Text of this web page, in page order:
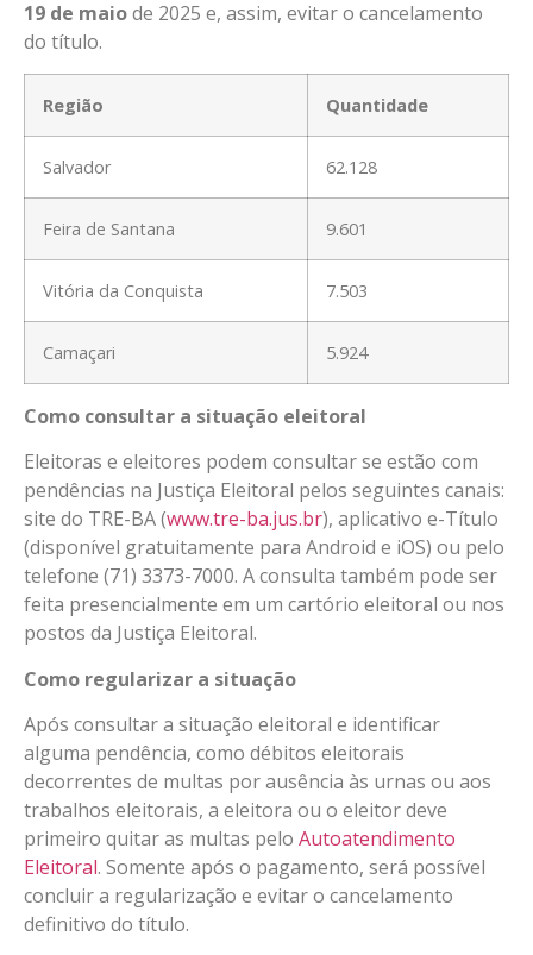
19 de maiode 2025 e, assim, evitar o cancelamento
do título.
Região Quantidade
Salvador 62.128
Feira de Santana 9.601
Vitória da Conquista 7.503
Camaçari 5.924
Como consultar a situação eleitoral
Eleitoras e eleitores podem consultar se estão com
pendências na Justiça Eleitoral pelos seguintes canais:
site do TRE-BA (www.tre-ba.jus.br), aplicativo e-Título
(disponível gratuitamente para Android e iOS) ou pelo
telefone (71) 3373-7000. A consulta também pode ser
feita presencialmente em um cartório eleitoral ou nos
postos da Justiça Eleitoral.
Como regularizar a situação
Após consultar a situação eleitoral e identificar
alguma pendência, como débitos eleitorais
decorrentes de multas por ausência às urnas ou aos
trabalhos eleitorais, a eleitora ou o eleitor deve
primeiro quitar as multas pelo Autoatendimento
Eleitoral. Somente após o pagamento, será possível
concluir a regularização e evitar o cancelamento
definitivo do título.